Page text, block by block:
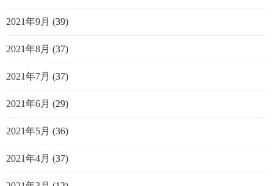
2021年9月 (39)
2021年8月 (37)
2021年7月 (37)
2021年6月 (29)
2021年5月 (36)
2021年4月 (37)